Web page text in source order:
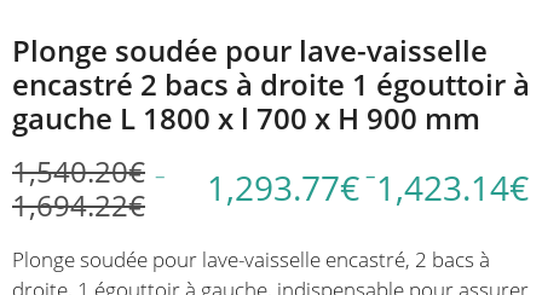
Plonge soudée pour lave-vaisselle
encastré 2 bacs à droite 1 égouttoir à
gauche L 1800 x l 700 x H 900 mm
1,540.20€ –
1,694.22€Plage
prix :
1,293.77€ –1,423.14€
Plage
prix :
Plonge soudée pour lave-vaisselle encastré, 2 bacs à